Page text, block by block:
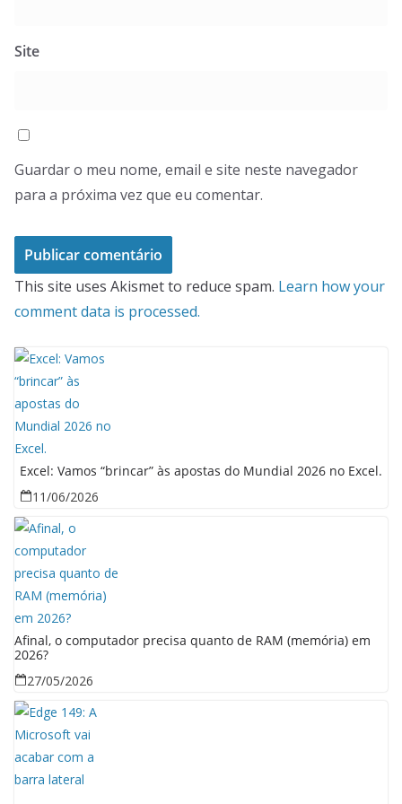
Site
Guardar o meu nome, email e site neste navegador
para a próxima vez que eu comentar.
This site uses Akismet to reduce spam. Learn how your
comment data is processed.
Excel: Vamos “brincar” às apostas do Mundial 2026 no Excel.
11/06/2026
Afinal, o computador precisa quanto de RAM (memória) em
2026?
27/05/2026